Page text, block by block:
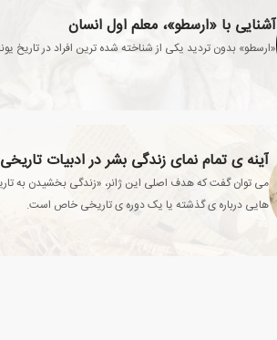
آشنایی با «ارسطو»، معلم اول انسان
«ارسطو» بدون تردید یکی از شناخته شده ترین افراد در تاریخ
آینه ی تمام نمای زندگی بشر در ادبیات تاریخی
می توان گفت که هدف اصلی این ژانر، «زندگی بخشیدن به
هایی درباره ی گذشته یا یک دوره ی تاریخی خاص است.